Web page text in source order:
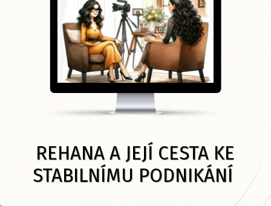
REHANA A JEJÍ CESTA KE
STABILNÍMU PODNIKÁNÍ